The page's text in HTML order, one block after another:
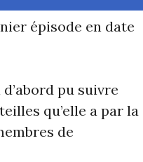
épisode en date
pu suivre
qu’elle a par la
de